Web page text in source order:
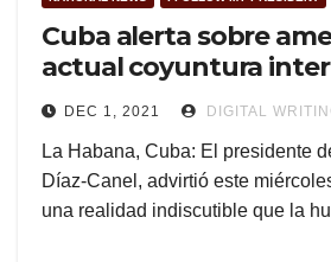
Cuba alerta sobre
actual coyuntura
DEC 1, 2021 DIGITAL
La Habana, Cuba: El presidente
Díaz-Canel, advirtió este
una realidad indiscutible que la